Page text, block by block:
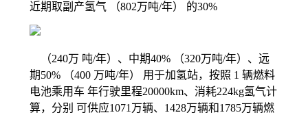
近期取副产氢气 （802万吨/年） 的30%
（240万 吨/年）、中期40% （320万吨/年）、远
期50% （400 万吨/年） 用于加氢站，按照 1 辆燃料
电池乘用车 年行驶里程20000km、消耗224kg氢气计
算，分别 可供应1071万辆、1428万辆和1785万辆燃